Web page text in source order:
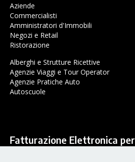
Aziende
Commercialisti
Amministratori d'Immobili
Negozi e Retail
Ristorazione
Alberghi e Strutture Ricettive
Agenzie Viaggi e Tour Operator
Agenzie Pratiche Auto
Autoscuole
Fatturazione Elettronica per